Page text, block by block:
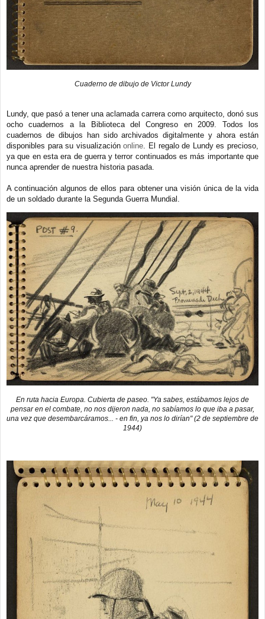
Cuaderno de dibujo de Victor Lundy
Lundy, que pasó a tener una aclamada carrera como arquitecto, donó sus
ocho cuadernos a la Biblioteca del Congreso en 2009. Todos los
cuadernos de dibujos han sido archivados digitalmente y ahora están
disponibles para su visualizaciónonline. El regalo de Lundy es precioso,
ya que en esta era de guerra y terror continuados es más importante que
nunca aprender de nuestra historia pasada.
A continuación algunos de ellos para obtener una visión única de la vida
de un soldado durante la Segunda Guerra Mundial.
En ruta hacia Europa. Cubierta de paseo. "Ya sabes, estábamos lejos de
pensar en el combate, no nos dijeron nada, no sabíamos lo que iba a pasar,
una vez que desembarcáramos... - en fin, ya nos lo dirían" (2 de septiembre de
1944)